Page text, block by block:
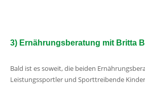
3) Ernährungsberatung mit Britta
Bald ist es soweit, die beiden
Leistungssportler und Sporttreibende